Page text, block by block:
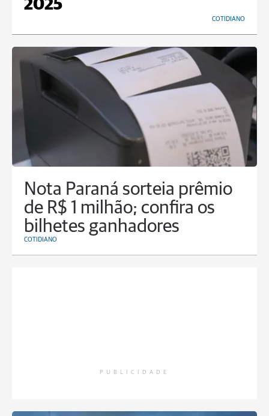
2025
COTIDIANO
Nota Paraná sorteia prêmio
de R$ 1 milhão; confira os
bilhetes ganhadores
COTIDIANO
PUBLICIDADE